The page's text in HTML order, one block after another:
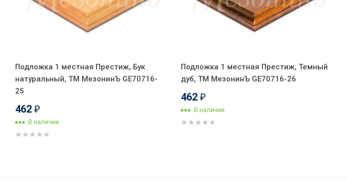
Подложка 1 местная Престиж, Бук
натуральный, ТМ МезонинЪ GE70716-
25
462 ₽
В наличии
Подложка 1 местная Престиж, Темный
дуб, ТМ МезонинЪ GE70716-26
462 ₽
В наличии